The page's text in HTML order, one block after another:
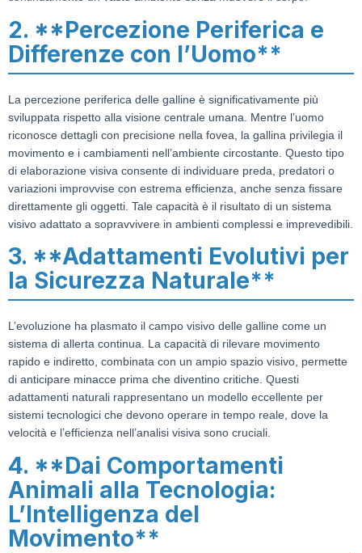
2. **Percezione Periferica e
Differenze con l’Uomo**
La percezione periferica delle galline è significativamente più
sviluppata rispetto alla visione centrale umana. Mentre l’uomo
riconosce dettagli con precisione nella fovea, la gallina privilegia il
movimento e i cambiamenti nell’ambiente circostante. Questo tipo
di elaborazione visiva consente di individuare preda, predatori o
variazioni improvvise con estrema efficienza, anche senza fissare
direttamente gli oggetti. Tale capacità è il risultato di un sistema
visivo adattato a sopravvivere in ambienti complessi e imprevedibili.
3. **Adattamenti Evolutivi per
la Sicurezza Naturale**
L’evoluzione ha plasmato il campo visivo delle galline come un
sistema di allerta continua. La capacità di rilevare movimento
rapido e indiretto, combinata con un ampio spazio visivo, permette
di anticipare minacce prima che diventino critiche. Questi
adattamenti naturali rappresentano un modello eccellente per
sistemi tecnologici che devono operare in tempo reale, dove la
velocità e l’efficienza nell’analisi visiva sono cruciali.
4. **Dai Comportamenti
Animali alla Tecnologia:
L’Intelligenza del
Movimento**